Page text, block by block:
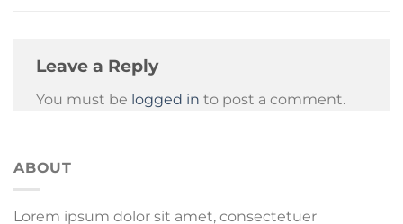
Leave a Reply
You must be logged in to post a comment.
ABOUT
Lorem ipsum dolor sit amet, consectetuer